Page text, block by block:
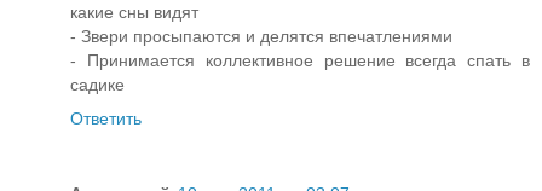
какие сны видят
- Звери просыпаются и делятся впечатлениями
- Принимается коллективное решение всегда спать в
садике
Ответить